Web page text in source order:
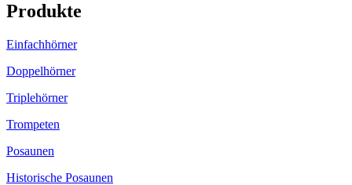
Produkte
Einfachhörner
Doppelhörner
Triplehörner
Trompeten
Posaunen
Historische Posaunen